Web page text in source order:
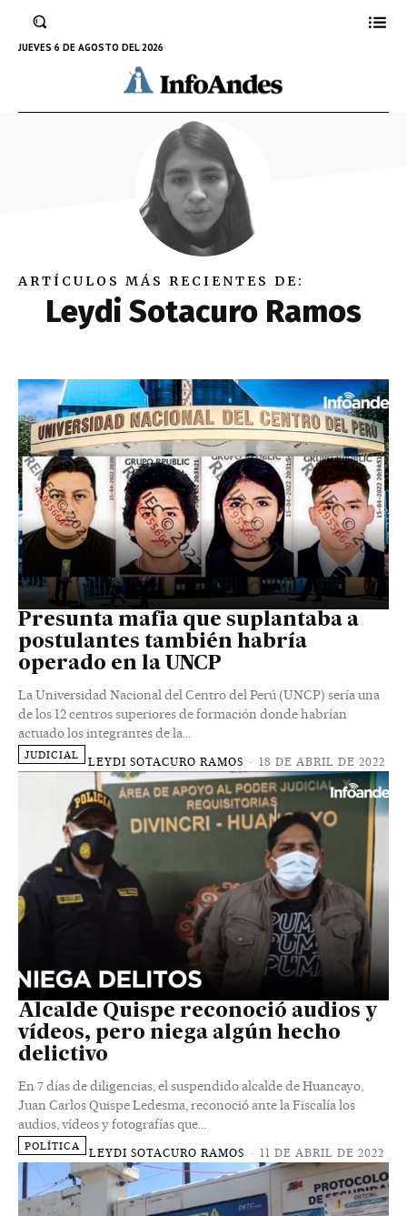
JUEVES 6 DE AGOSTO DEL 2026
ARTÍCULOS MÁS RECIENTES DE:
Leydi Sotacuro Ramos
Presunta mafia que suplantaba a
postulantes también habría
operado en la UNCP
La Universidad Nacional del Centro del Perú (UNCP) sería una
de los 12 centros superiores de formación donde habrían
actuado los integrantes de la...
JUDICIAL LEYDI SOTACURO RAMOS - 18 DE ABRIL DE 2022
Alcalde Quispe reconoció audios y
vídeos, pero niega algún hecho
delictivo
En 7 días de diligencias, el suspendido alcalde de Huancayo,
Juan Carlos Quispe Ledesma, reconoció ante la Fiscalía los
audios, vídeos y fotografías que...
POLÍTICA LEYDI SOTACURO RAMOS - 11 DE ABRIL DE 2022